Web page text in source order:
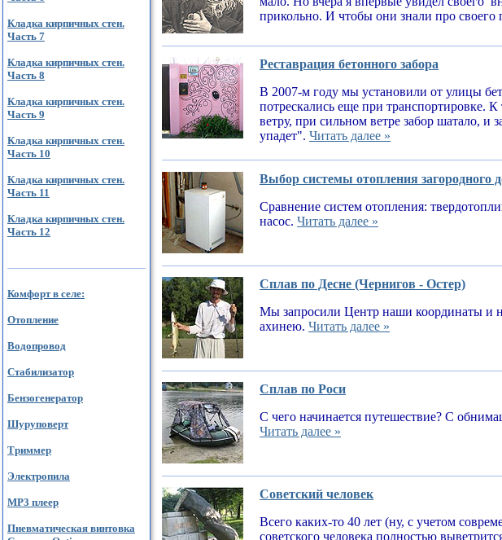
Кладка кирпичных стен.
Часть 7
Кладка кирпичных стен.
Часть 8
Кладка кирпичных стен.
Часть 9
Кладка кирпичных стен.
Часть 10
Кладка кирпичных стен.
Часть 11
Кладка кирпичных стен.
Часть 12
Комфорт в селе:
Отопление
Водопровод
Стабилизатор
Бензогенератор
Шуруповерт
Триммер
Электропила
MP3 плеер
Пневматическая винтовка
прикольно. И чтобы они знали про своего
Реставрация бетонного забора
В 2007-м году мы установили от улицы
потрескались еще при транспортировке.
ветру, при сильном ветре забор шатало, и
упадет". Читать далее »
Выбор системы отопления загородного
Сравнение систем отопления:
насос. Читать далее »
Сплав по Десне (Чернигов - Остер)
Мы запросили Центр наши координаты и
ахинею. Читать далее »
Сплав по Роси
С чего начинается путешествие? С
Читать далее »
Советский человек
Всего каких-то 40 лет (ну, с учетом
советского человека полностью